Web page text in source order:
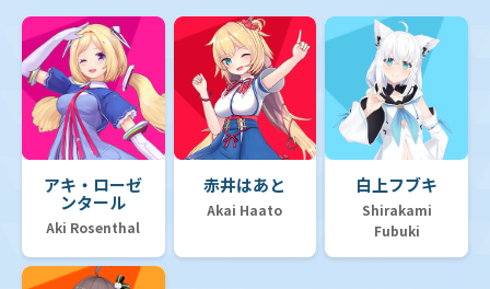
アキ・ローゼ
ンタール
Aki Rosenthal
赤井はあと
Akai Haato
白上フブキ
Shirakami
Fubuki